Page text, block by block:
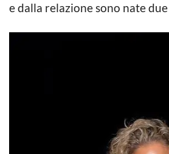
e dalla relazione sono nate